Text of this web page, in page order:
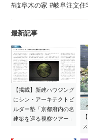
#岐阜木の家 #岐阜注文
最新記事
【掲載】新建ハウジング
にシン・アーキテクトビ
ルダー塾「京都府内の名
建築を巡る視察ツアー」